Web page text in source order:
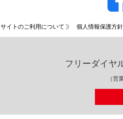
サイトのご利用について 個人情報保護方針
フリーダイヤ
（営